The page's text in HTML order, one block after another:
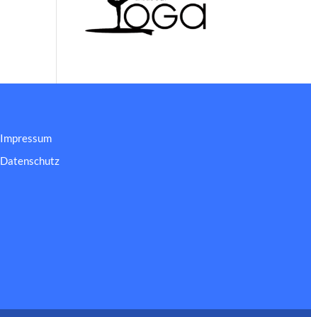
Impressum
Datenschutz